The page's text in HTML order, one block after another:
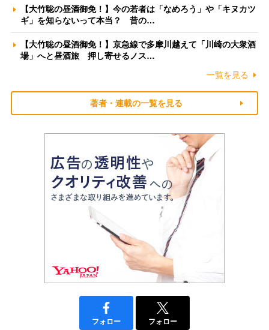
【大竹聡の昼酒御免！】今の若者は「なめろう」や「キヌカツ
ギ」を知らないって本当？ 昔の…
【大竹聡の昼酒御免！】京急線で多摩川越えて「川崎の大衆酒
場」へと昼酒旅 押し寄せるノス…
一覧を見る
著者・連載の一覧を見る
フォロー フォロー